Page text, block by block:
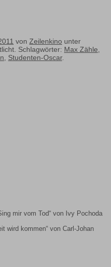
von Zeilenkino unter
Schlagwörter: Max Zähle,
, Studenten-Oscar.
mir vom Tod“ von Ivy Pochoda
wird kommen“ von Carl-Johan